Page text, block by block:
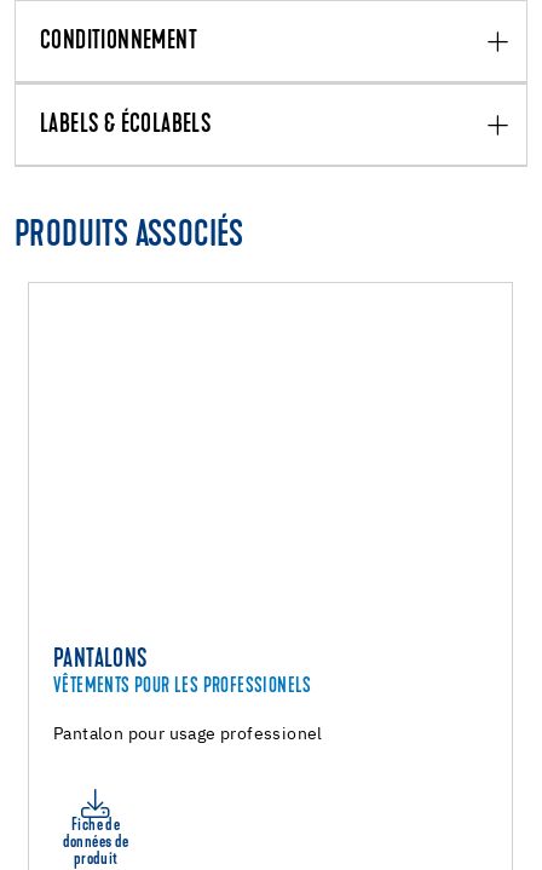
CONDITIONNEMENT
LABELS & ÉCOLABELS
PRODUITS ASSOCIÉS
PANTALONS
VÊTEMENTS POUR LES PROFESSIONELS
Pantalon pour usage professionel
Fiche de
données de
produit